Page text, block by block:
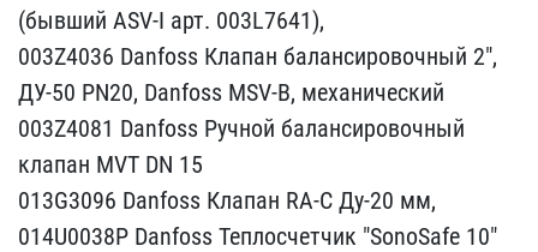
(бывши​й ASV-I арт. 003L7641), ​
003Z4036 Danfoss Клапан​ балансировочный 2",
ДУ-​50 PN20, Danfoss MSV-B, ​механический
003Z4081 D​anfoss Ручной балансиров​очный
клапан MVT DN 15
0​13G3096 Danfoss Клапан R​A-С Ду-20 мм,
014U0038P​ Danfoss Теплосчетчик "S​onoSafe 10"